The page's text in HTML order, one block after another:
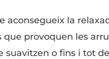
aconsegueix la
provoquen les
o fins i tot